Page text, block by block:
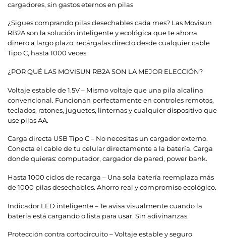
cargadores, sin gastos eternos en pilas
¿Sigues comprando pilas desechables cada mes? Las Movisun
RB2A son la solución inteligente y ecológica que te ahorra
dinero a largo plazo: recárgalas directo desde cualquier cable
Tipo C, hasta 1000 veces.
¿POR QUÉ LAS MOVISUN RB2A SON LA MEJOR ELECCIÓN?
Voltaje estable de 1.5V – Mismo voltaje que una pila alcalina
convencional. Funcionan perfectamente en controles remotos,
teclados, ratones, juguetes, linternas y cualquier dispositivo que
use pilas AA.
Carga directa USB Tipo C – No necesitas un cargador externo.
Conecta el cable de tu celular directamente a la batería. Carga
donde quieras: computador, cargador de pared, power bank.
Hasta 1000 ciclos de recarga – Una sola batería reemplaza más
de 1000 pilas desechables. Ahorro real y compromiso ecológico.
Indicador LED inteligente – Te avisa visualmente cuando la
batería está cargando o lista para usar. Sin adivinanzas.
Protección contra cortocircuito – Voltaje estable y seguro